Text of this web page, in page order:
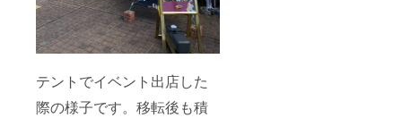
テントでイベント出店した
際の様子です。移転後も積